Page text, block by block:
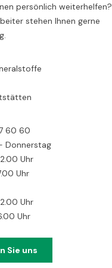
persönlich weiterhelfen?
stehen Ihnen gerne
60 60
Donnerstag
Uhr
Uhr
Uhr
Uhr
Sie uns